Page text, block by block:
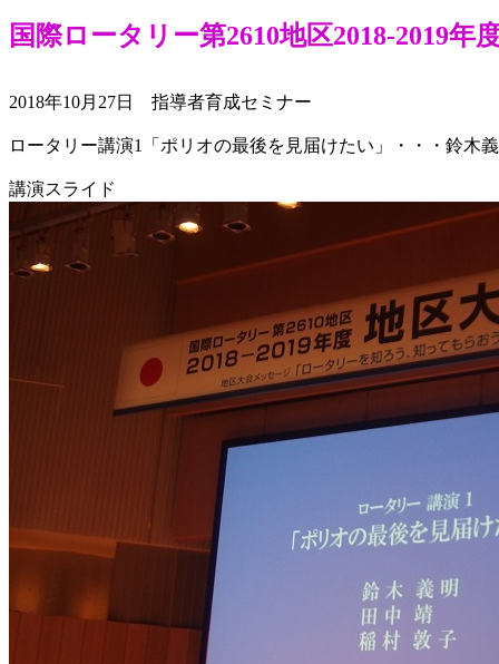
国際ロータリー第2610地区2018-2019
2018年10月27日 指導者育成セミナー
ロータリー講演1「ポリオの最後を見届けたい」・・・鈴
講演スライド